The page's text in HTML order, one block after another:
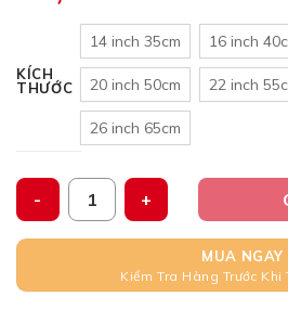
KÍCH
THƯỚC
14 inch 35cm 16 inch
20 inch 50cm 22 inch
26 inch 65cm
Gạt mưa Silicon, Xương Mềm Up
MUA NGAY
Kiểm Tra Hàng Trước Khi